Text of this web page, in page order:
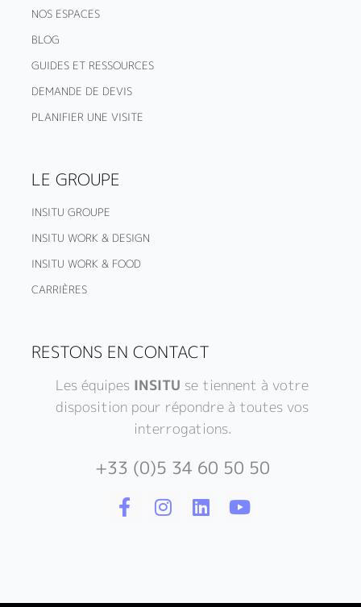
NOS ESPACES
BLOG
GUIDES ET RESSOURCES
DEMANDE DE DEVIS
PLANIFIER UNE VISITE
LE GROUPE
INSITU GROUPE
INSITU WORK & DESIGN
INSITU WORK & FOOD
CARRIÈRES
RESTONS EN CONTACT
Les équipes INSITU se tiennent à votre
disposition pour répondre à toutes vos
interrogations.
+33 (0)5 34 60 50 50
F
a
o
I
n
g
L
i
d
Y
o
b